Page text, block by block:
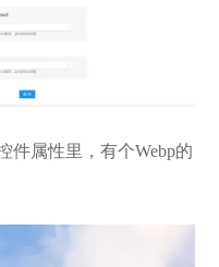
件属性里，有个Webp的